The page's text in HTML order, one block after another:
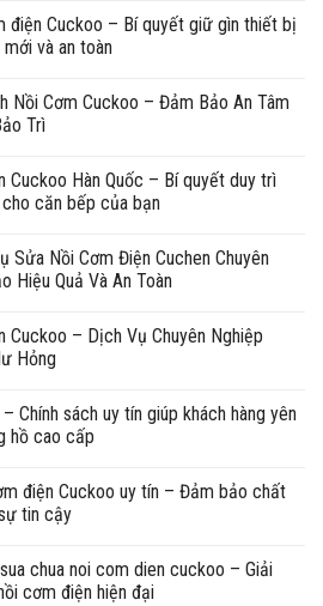
điện Cuckoo – Bí quyết giữ gìn thiết bị
và an toàn
Nồi Cơm Cuckoo – Đảm Bảo An Tâm
Trì
Cuckoo Hàn Quốc – Bí quyết duy trì
căn bếp của bạn
Sửa Nồi Cơm Điện Cuchen Chuyên
Hiệu Quả Và An Toàn
Cuckoo – Dịch Vụ Chuyên Nghiệp
Hỏng
Chính sách uy tín giúp khách hàng yên
hồ cao cấp
điện Cuckoo uy tín – Đảm bảo chất
tin cậy
chua noi com dien cuckoo – Giải
cơm điện hiện đại